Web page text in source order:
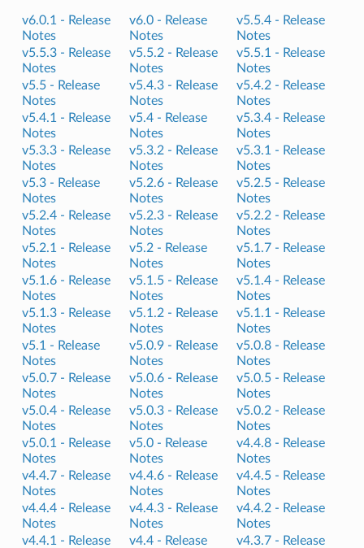
v6.0.1 - Release
Notes
v6.0 - Release
Notes
v5.5.4 - Release
Notes
v5.5.3 - Release
Notes
v5.5.2 - Release
Notes
v5.5.1 - Release
Notes
v5.5 - Release
Notes
v5.4.3 - Release
Notes
v5.4.2 - Release
Notes
v5.4.1 - Release
Notes
v5.4 - Release
Notes
v5.3.4 - Release
Notes
v5.3.3 - Release
Notes
v5.3.2 - Release
Notes
v5.3.1 - Release
Notes
v5.3 - Release
Notes
v5.2.6 - Release
Notes
v5.2.5 - Release
Notes
v5.2.4 - Release
Notes
v5.2.3 - Release
Notes
v5.2.2 - Release
Notes
v5.2.1 - Release
Notes
v5.2 - Release
Notes
v5.1.7 - Release
Notes
v5.1.6 - Release
Notes
v5.1.5 - Release
Notes
v5.1.4 - Release
Notes
v5.1.3 - Release
Notes
v5.1.2 - Release
Notes
v5.1.1 - Release
Notes
v5.1 - Release
Notes
v5.0.9 - Release
Notes
v5.0.8 - Release
Notes
v5.0.7 - Release
Notes
v5.0.6 - Release
Notes
v5.0.5 - Release
Notes
v5.0.4 - Release
Notes
v5.0.3 - Release
Notes
v5.0.2 - Release
Notes
v5.0.1 - Release
Notes
v5.0 - Release
Notes
v4.4.8 - Release
Notes
v4.4.7 - Release
Notes
v4.4.6 - Release
Notes
v4.4.5 - Release
Notes
v4.4.4 - Release
Notes
v4.4.3 - Release
Notes
v4.4.2 - Release
Notes
v4.4.1 - Release
v4.4 - Release
v4.3.7 - Release